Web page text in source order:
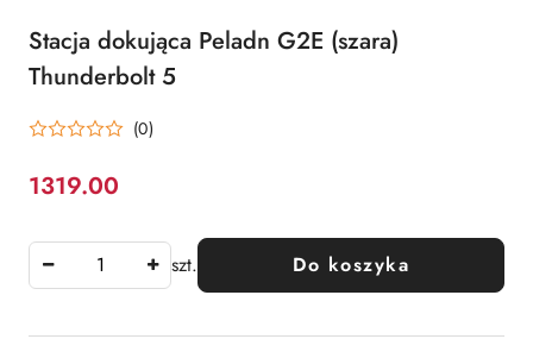
Stacja dokująca Peladn G2E (szara)
Thunderbolt 5
(0)
Cena:
1319.00
szt. Do koszyka